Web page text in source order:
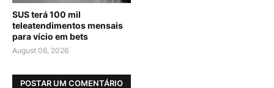
SUS terá 100 mil
teleatendimentos mensais
para vício em bets
August 06, 2026
POSTAR UM COMENTÁRIO